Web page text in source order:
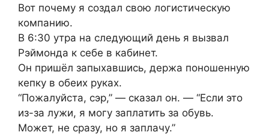
Вот почему я создал свою логистическую
компанию.
В 6:30 утра на следующий день я вызвал
Рэймонда к себе в кабинет.
Он пришёл запыхавшись, держа поношенную
кепку в обеих руках.
“Пожалуйста, сэр,” — сказал он. — “Если это
из-за лужи, я могу заплатить за обувь.
Может, не сразу, но я заплачу.”